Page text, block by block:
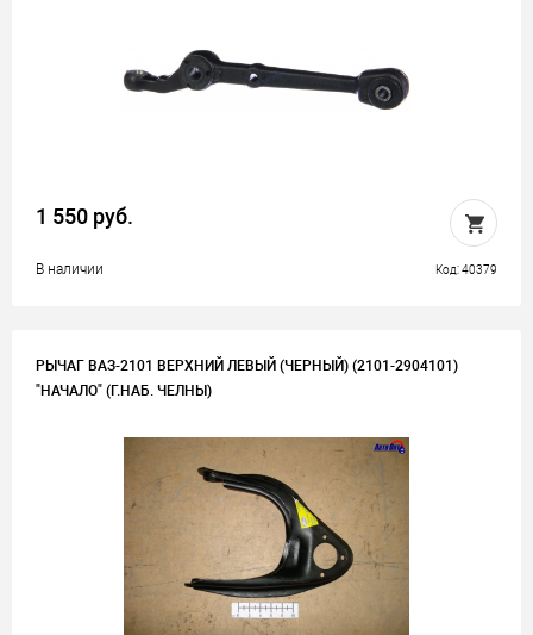
1 550 руб.
В наличии Код: 40379
РЫЧАГ ВАЗ-2101 ВЕРХНИЙ ЛЕВЫЙ (ЧЕРНЫЙ) (2101-2904101)
"НАЧАЛО" (Г.НАБ. ЧЕЛНЫ)